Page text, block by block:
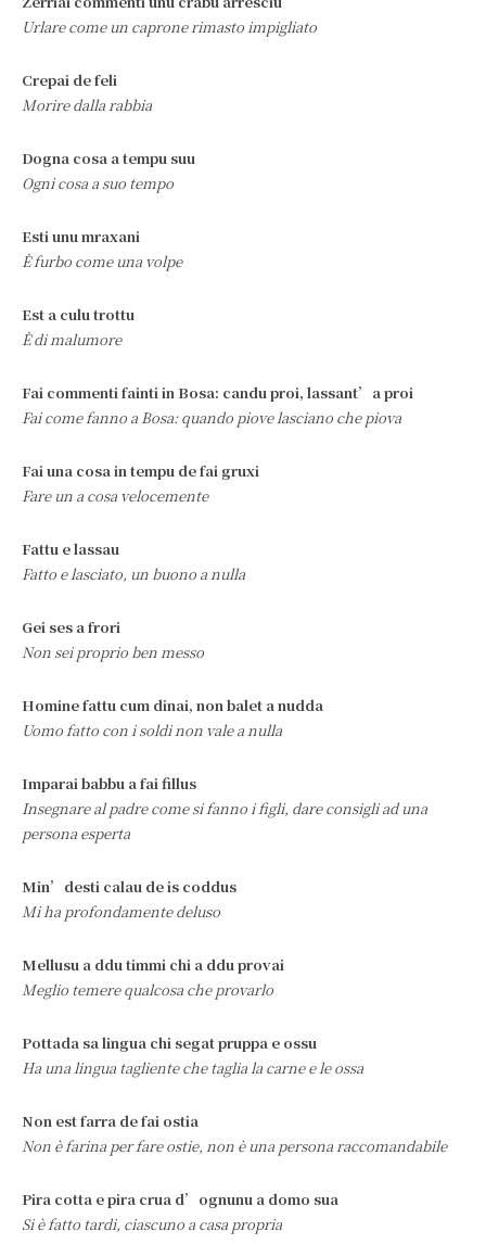
Urlare come un caprone rimasto impigliato
Crepai de feli
Morire dalla rabbia
Dogna cosa a tempu suu
Ogni cosa a suo tempo
Esti unu mraxani
È furbo come una volpe
Est a culu trottu
È di malumore
Fai commenti fainti in Bosa: candu proi, lassant’a proi
Fai come fanno a Bosa: quando piove lasciano che piova
Fai una cosa in tempu de fai gruxi
Fare un a cosa velocemente
Fattu e lassau
Fatto e lasciato, un buono a nulla
Gei ses a frori
Non sei proprio ben messo
Homine fattu cum dinai, non balet a nudda
Uomo fatto con i soldi non vale a nulla
Imparai babbu a fai fillus
Insegnare al padre come si fanno i figli, dare consigli ad una
persona esperta
Min’desti calau de is coddus
Mi ha profondamente deluso
Mellusu a ddu timmi chi a ddu provai
Meglio temere qualcosa che provarlo
Pottada sa lingua chi segat pruppa e ossu
Ha una lingua tagliente che taglia la carne e le ossa
Non est farra de fai ostia
Non è farina per fare ostie, non è una persona raccomandabile
Pira cotta e pira crua d’ognunu a domo sua
Si è fatto tardi, ciascuno a casa propria